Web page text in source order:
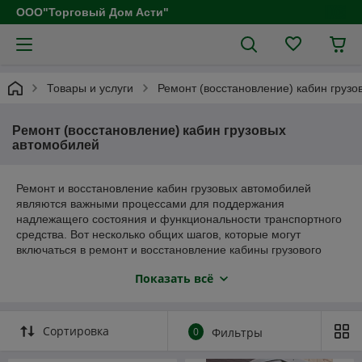
ООО"Торговый Дом Асти"
Товары и услуги Ремонт (восстановление) кабин
Ремонт (восстановление) кабин грузовых
автомобилей
Ремонт и восстановление кабин грузовых автомобилей
являются важными процессами для поддержания
надлежащего состояния и функциональности транспортного
средства. Вот несколько общих шагов, которые могут
включаться в ремонт и восстановление кабины грузового
Оценка повреждений: При начале ремонта кабины грузовика
любых других повреждений.
Показать всё
Сортировка 0 Фильтры